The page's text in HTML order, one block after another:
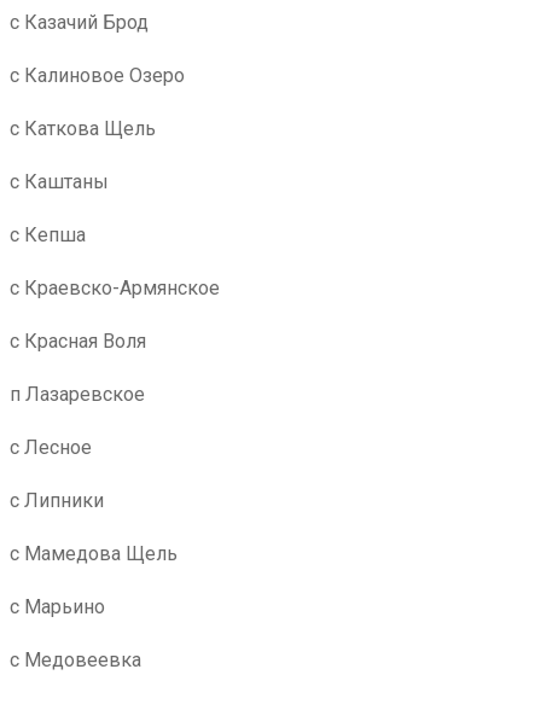
с Казачий Брод
с Калиновое Озеро
с Каткова Щель
с Каштаны
с Кепша
с Краевско-Армянское
с Красная Воля
п Лазаревское
с Лесное
с Липники
с Мамедова Щель
с Марьино
с Медовеевка